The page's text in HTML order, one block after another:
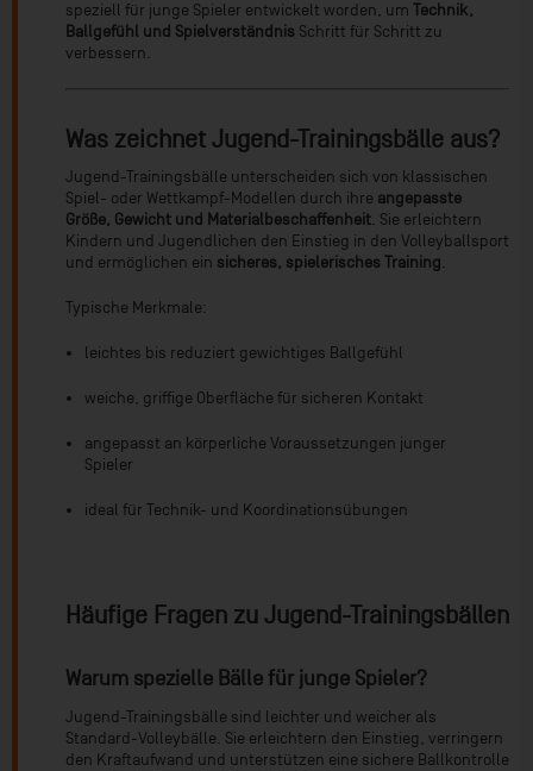
speziell für junge Spieler entwickelt worden, um Technik,
Ballgefühl und Spielverständnis Schritt für Schritt zu
verbessern.
Was zeichnet Jugend-Trainingsbälle aus?
Jugend-Trainingsbälle unterscheiden sich von klassischen
Spiel- oder Wettkampf-Modellen durch ihre angepasste
Größe, Gewicht und Materialbeschaffenheit. Sie erleichtern
Kindern und Jugendlichen den Einstieg in den Volleyballsport
und ermöglichen ein sicheres, spielerisches Training.
Typische Merkmale:
leichtes bis reduziert gewichtiges Ballgefühl
weiche, griffige Oberfläche für sicheren Kontakt
angepasst an körperliche Voraussetzungen junger
Spieler
ideal für Technik- und Koordinationsübungen
Häufige Fragen zu Jugend-Trainingsbällen
Warum spezielle Bälle für junge Spieler?
Jugend-Trainingsbälle sind leichter und weicher als
Standard-Volleybälle. Sie erleichtern den Einstieg, verringern
den Kraftaufwand und unterstützen eine sichere Ballkontrolle